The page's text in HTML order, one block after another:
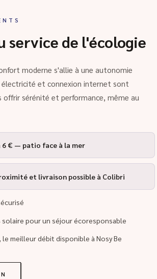
service de l'écologie
moderne s'allie à une autonomie
électricité et connexion internet sont
offrir sérénité et performance, même au
6 € — patio face à la mer
et livraison possible à Colibri
pour un séjour écoresponsable
meilleur débit disponible à Nosy Be